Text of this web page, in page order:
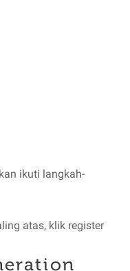
ikuti langkah-
atas, klik register